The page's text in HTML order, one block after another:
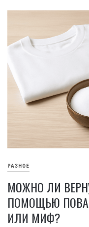
РАЗНОЕ
МОЖНО ЛИ
ПОМОЩЬЮ
ИЛИ МИФ?